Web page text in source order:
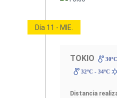
Día 11 - MIE.
TOKIO
32ºC - 34ºC
Distancia